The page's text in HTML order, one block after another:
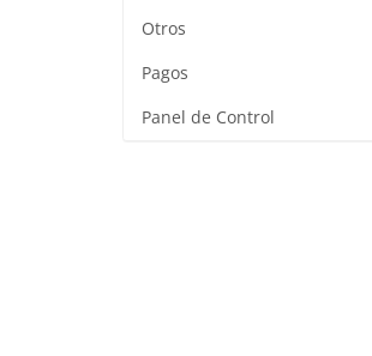
Otros
Pagos
Panel de Control